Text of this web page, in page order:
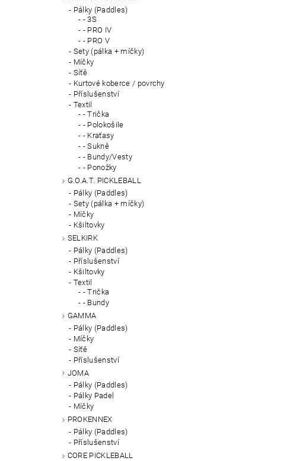
Pálky (Paddles)
- 3S
- PRO IV
- PRO V
Sety (pálka + míčky)
Míčky
Síťě
Kurtové koberce / povrchy
Příslušenství
Textil
- Trička
- Polokošile
- Kraťasy
- Sukně
- Bundy/Vesty
- Ponožky
G.O.A.T. PICKLEBALL
Pálky (Paddles)
Sety (pálka + míčky)
Míčky
Kšiltovky
SELKIRK
Pálky (Paddles)
Příslušenství
Kšiltovky
Textil
- Trička
- Bundy
GAMMA
Pálky (Paddles)
Míčky
Síťě
Příslušenství
JOMA
Pálky (Paddles)
Pálky Padel
Míčky
PROKENNEX
Pálky (Paddles)
Příslušenství
CORE PICKLEBALL